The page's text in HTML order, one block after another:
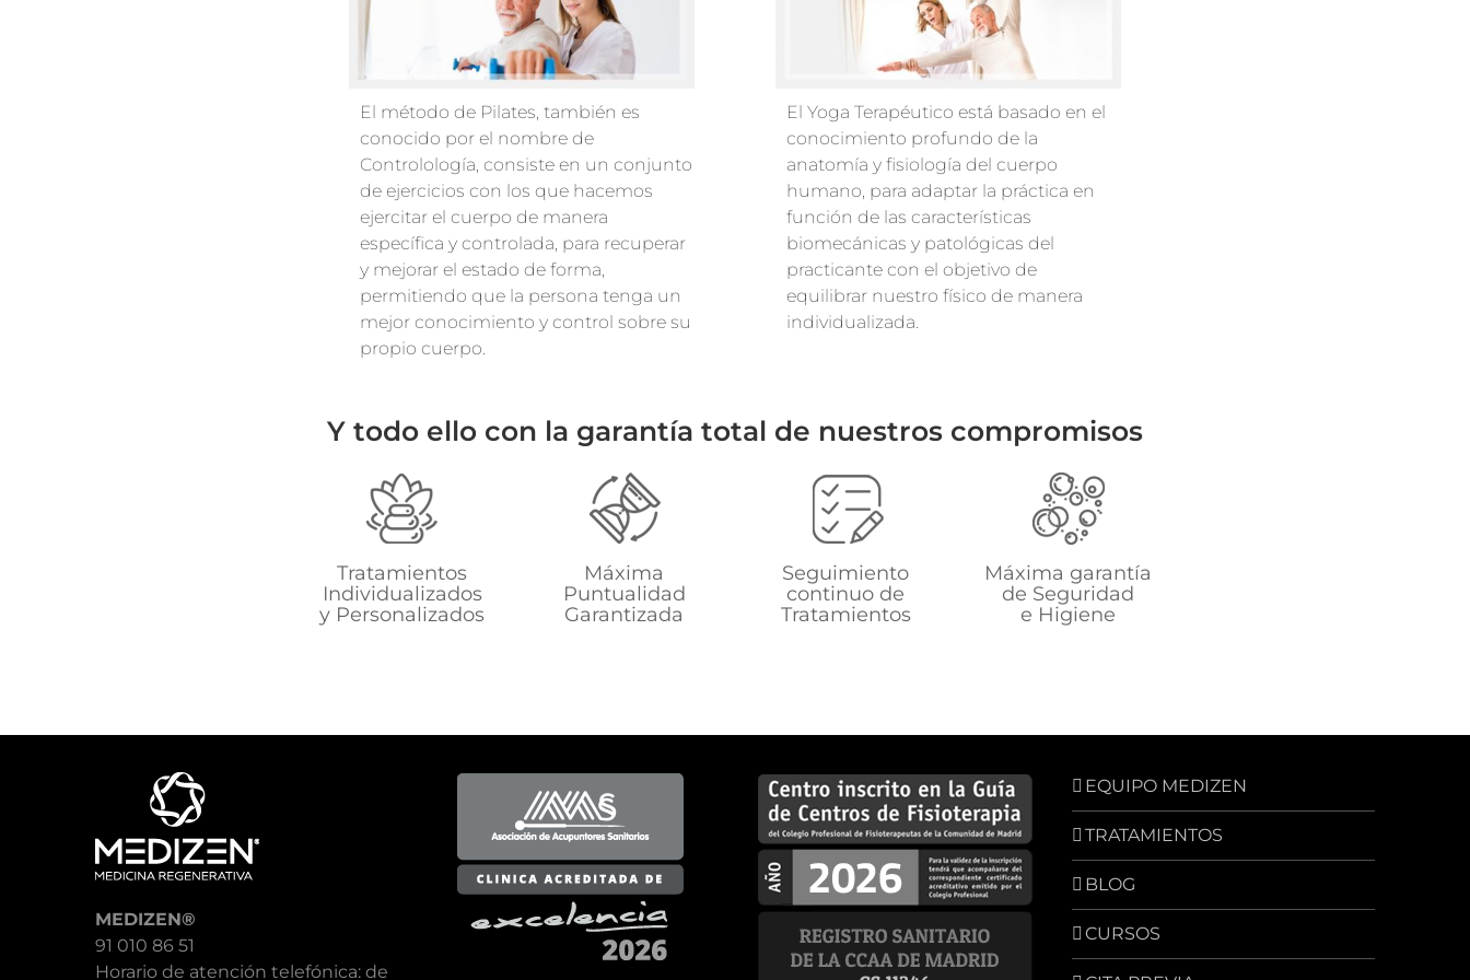
El método de Pilates, también es
conocido por el nombre de
Controlología, consiste en un conjunto
de ejercicios con los que hacemos
ejercitar el cuerpo de manera
específica y controlada, para recuperar
y mejorar el estado de forma,
permitiendo que la persona tenga un
mejor conocimiento y control sobre su
propio cuerpo.
El Yoga Terapéutico está basado en el
conocimiento profundo de la
anatomía y fisiología del cuerpo
humano, para adaptar la práctica en
función de las características
biomecánicas y patológicas del
practicante con el objetivo de
equilibrar nuestro físico de manera
individualizada.
Y todo ello con la garantía total de nuestros compromisos
Tratamientos
Individualizados
y Personalizados
Máxima
Puntualidad
Garantizada
Seguimiento
continuo de
Tratamientos
Máxima garantía
de Seguridad
e Higiene
MEDIZEN®
91 010 86 51
Horario de atención telefónica: de
EQUIPO MEDIZEN
TRATAMIENTOS
BLOG
CURSOS